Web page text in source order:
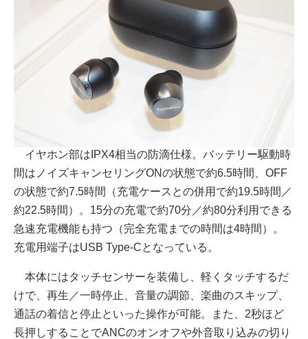
イヤホン部はIPX4相当の防滴仕様。バッテリー駆動時
間はノイズキャンセリングONの状態で約6.5時間、OFF
の状態で約7.5時間（充電ケースとの併用で約19.5時間／
約22.5時間）。15分の充電で約70分／約80分利用できる
急速充電機能も持つ（完全充電までの時間は4時間）。
充電用端子はUSB Type-Cとなっている。
本体にはタッチセンサーを装備し、軽くタッチするだ
けで、再生／一時停止、音量の調節、楽曲のスキップ、
通話の着信と停止といった操作が可能。また、2秒ほど
長押しすることでANCのオンオフや外音取り込みの切り